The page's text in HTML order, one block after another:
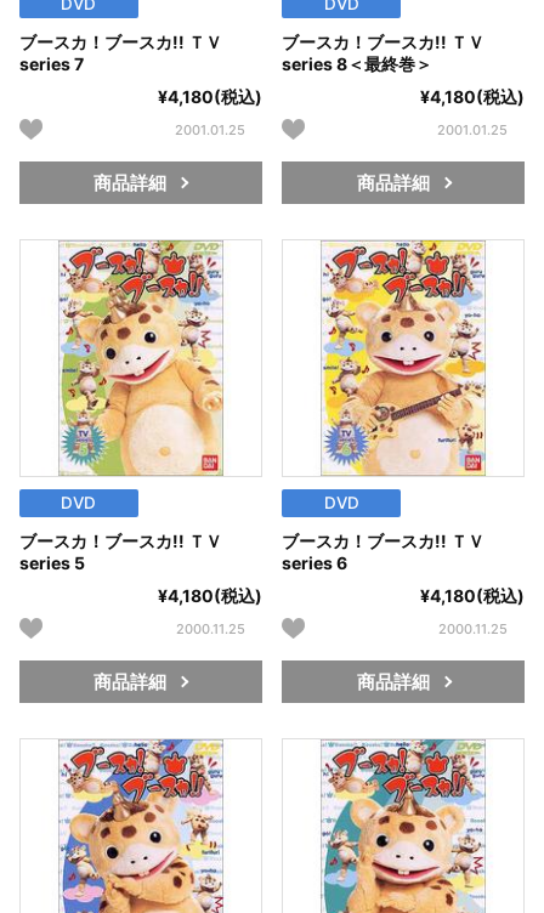
ブースカ！ブースカ!! ＴＶ
series 7
¥4,180(税込)
2001.01.25
商品詳細
ブースカ！ブースカ!! ＴＶ
series 8＜最終巻＞
¥4,180(税込)
2001.01.25
商品詳細
DVD
ブースカ！ブースカ!! ＴＶ
series 5
¥4,180(税込)
2000.11.25
商品詳細
DVD
ブースカ！ブースカ!! ＴＶ
series 6
¥4,180(税込)
2000.11.25
商品詳細